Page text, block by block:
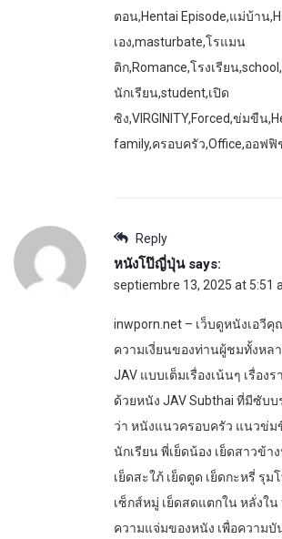
ตอน,Hentai Episode,แม่บ้าน
เอง,masturbate,โรแมน
ติก,Romance,โรงเรียน
นักเรียน,student,เปิด
ซิง,VIRGINITY,Forced,ข่มขืน
family,ครอบครัว,Office,ออฟ
Reply
หนังโป๊ญี่ปุ่น says:
septiembre 13, 2025 at 5:51
inwporn.net – เว็บดูหนังเอวี
ความเงี่ยนของท่านผู้ชมทั้งหล
JAV แบบเต็มเรื่องเน้นๆ เรื่อง
ด้วยหนัง JAV Subthai ที่มีซับ
ว่า หนังแนวครอบครัว แนวข่ม
นักเรียน พี่เย็ดน้อง เย็ดสาวข้า
เย็ดสะใภ้ เย็ดตูด เย็ดกะหรี่ รุม
เซ็กส์หมู่ เย็ดสดแตกใน หลั่งใ
ความแจ่มของหนัง เพื่อความบั